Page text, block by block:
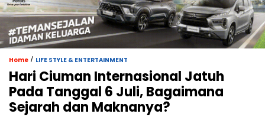
Home / LIFE STYLE & ENTERTAINMENT
Hari Ciuman Internasional Jatuh
Pada Tanggal 6 Juli, Bagaimana
Sejarah dan Maknanya?